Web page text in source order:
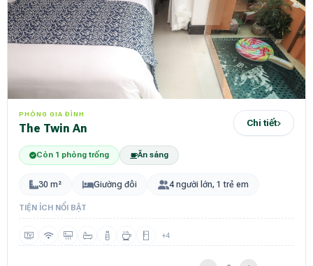
PHÒNG GIA ĐÌNH
The Twin An Chi tiết
Còn 1 phòng trống Ăn sáng
30 m² Giường đôi 4 người lớn, 1 trẻ em
TIỆN ÍCH NỔI BẬT
+4